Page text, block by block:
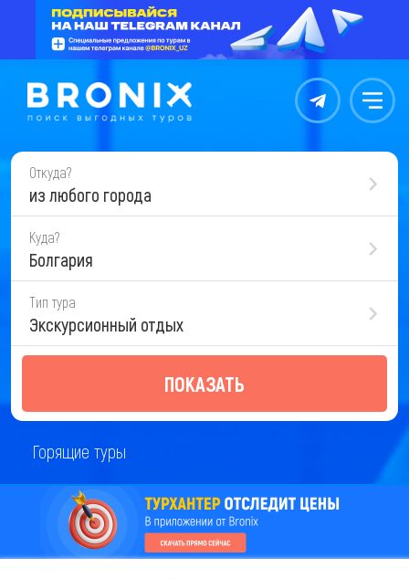
Контакты Меню
Откуда?
из любого города
Куда?
Болгария
Тип тура
Экскурсионный отдых
ПОКАЗАТЬ
Горящие туры